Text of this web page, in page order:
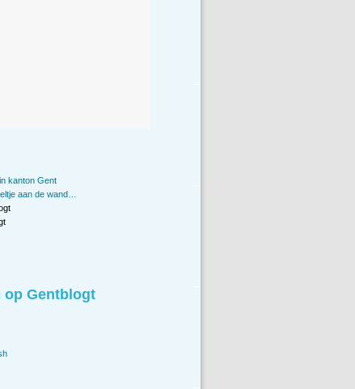
kanton Gent
aan de wand…
op Gentblogt